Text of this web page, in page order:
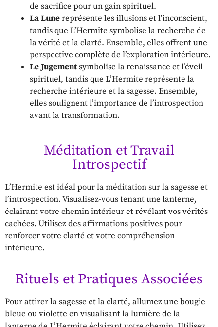
de sacrifice pour un gain spirituel.
La Lunereprésente les illusions et l’inconscient,
tandis que L’Hermite symbolise la recherche de
la vérité et la clarté. Ensemble, elles offrent une
perspective complète de l’exploration intérieure.
Le Jugementsymbolise la renaissance et l’éveil
spirituel, tandis que L’Hermite représente la
recherche intérieure et la sagesse. Ensemble,
elles soulignent l’importance de l’introspection
avant la transformation.
Méditation et Travail
Introspectif
L’Hermite est idéal pour la méditation sur la sagesse et
l’introspection. Visualisez-vous tenant une lanterne,
éclairant votre chemin intérieur et révélant vos vérités
cachées. Utilisez des affirmations positives pour
renforcer votre clarté et votre compréhension
intérieure.
Rituels et Pratiques Associées
Pour attirer la sagesse et la clarté, allumez une bougie
bleue ou violette en visualisant la lumière de la